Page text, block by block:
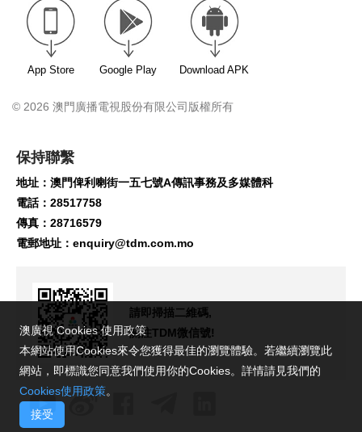
App Store Google Play Download APK
© 2026 澳門廣播電視股份有限公司版權所有
保持聯繫
地址：澳門俾利喇街一五七號A傳訊事務及多媒體科
電話：28517758
傳真：28716579
電郵地址： enquiry@tdm.com.mo
請即掃描二維碼,
關注TDM微信號!
澳廣視 Cookies 使用政策
本網站使用Cookies來令您獲得最佳的瀏覽體驗。若繼續瀏覽此
網站，即標識您同意我們使用你的Cookies。詳情請見我們的
Cookies使用政策。
接受